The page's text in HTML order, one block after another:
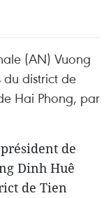
(AN) Vuong
du district de
Hai Phong, par
de
Dinh Huê
de Tien